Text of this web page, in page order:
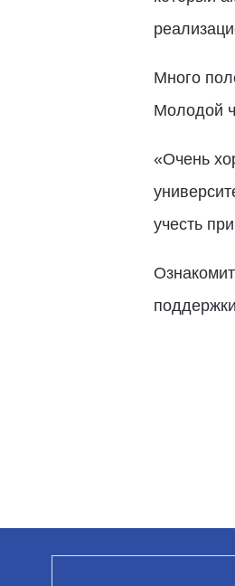
Много
Молодой
«Очень
учесть